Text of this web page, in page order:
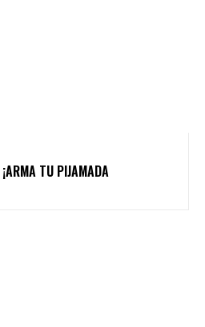
TU PIJAMADA